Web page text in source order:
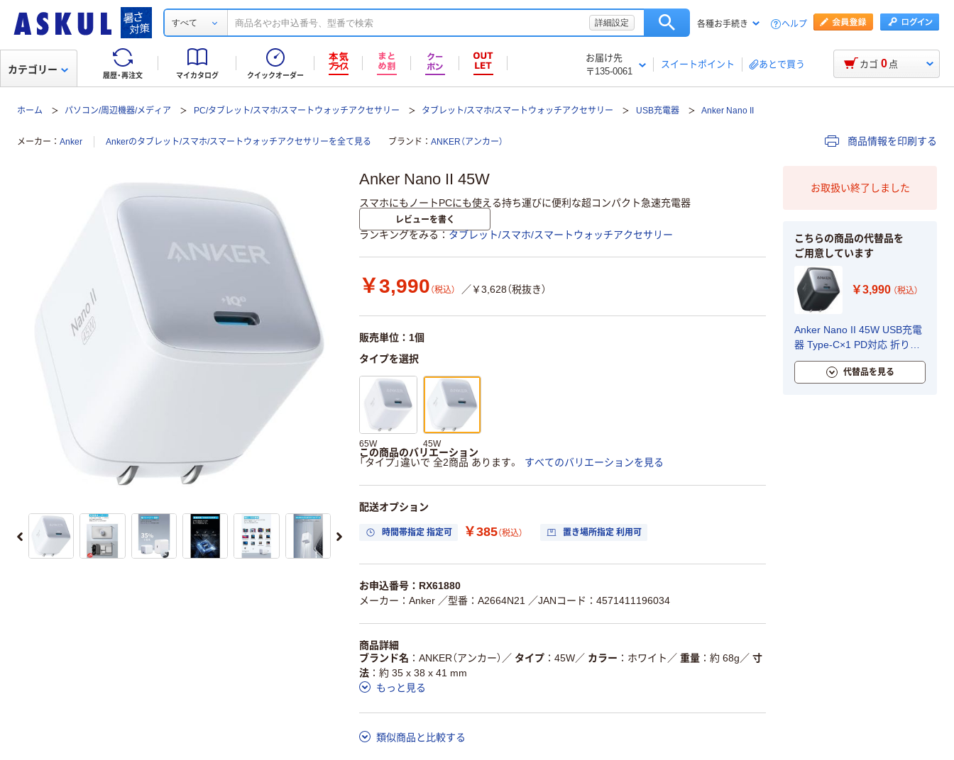
すべて 詳細設定 各種お手続き ヘルプ
履歴・再注文 マイカタログ クイックオーダー
お届け先
〒135-0061
スイートポイント あとで買う
カテゴリー カゴ 0 点
ホーム パソコン/周辺機器/メディア PC/タブレット/スマホ/スマートウォッチアクセサリー タブレット/スマホ/スマートウォッチアクセサリー USB充電器 Anker Nano II
メーカー Anker Ankerのタブレット/スマホ/スマートウォッチアクセサリーを全て見る ブランド ANKER（アンカー） 商品情報を印刷する
Anker Nano II 45W
スマホにもノートPCにも使える持ち運びに便利な超コンパクト急速充電器
レビューを書く
ランキングをみる タブレット/スマホ/スマートウォッチアクセサリー
￥3,990 （税込） ／￥3,628（税抜き）
販売単位：1個
タイプを選択
65W 45W
この商品のバリエーション
「タイプ」違いで 全2商品 あります。
すべてのバリエーションを見る
配送オプション
時間帯指定 指定可 ￥385（税込） 置き場所指定 利用可
お申込番号：RX61880
メーカー：Anker ／型番：A2664N21 ／JANコード：4571411196034
商品詳細
ブランド名
ANKER（アンカー） ／ タイプ 45W／ カラー ホワイト ／ 重量 約 68g ／ 寸
法
約 35 x 38 x 41 mm
もっと見る
類似商品と比較する
お取扱い終了しました
こちらの商品の代替品を
ご用意しています
￥3,990 （税込）
Anker Nano II 45W USB充電
器 Type-C×1 PD対応 折りた
たみ式プラグ ブラック
A2664N11 代替品を見る